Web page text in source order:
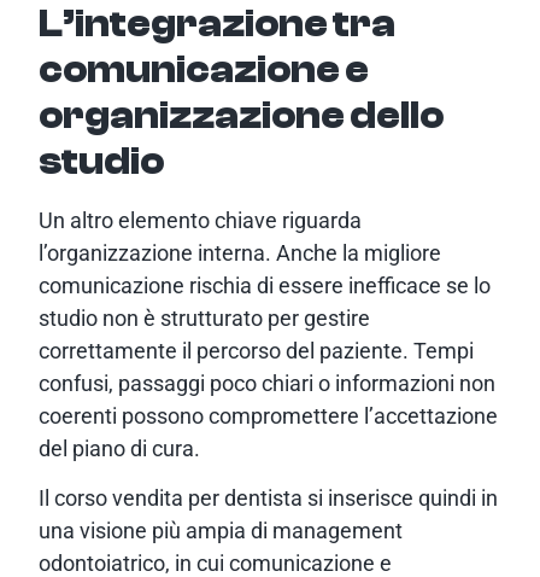
L’integrazione tra
comunicazione e
organizzazione dello
studio
Un altro elemento chiave riguarda
l’organizzazione interna. Anche la migliore
comunicazione rischia di essere inefficace se lo
studio non è strutturato per gestire
correttamente il percorso del paziente. Tempi
confusi, passaggi poco chiari o informazioni non
coerenti possono compromettere l’accettazione
del piano di cura.
Il corso vendita per dentista si inserisce quindi in
una visione più ampia di management
odontoiatrico, in cui comunicazione e